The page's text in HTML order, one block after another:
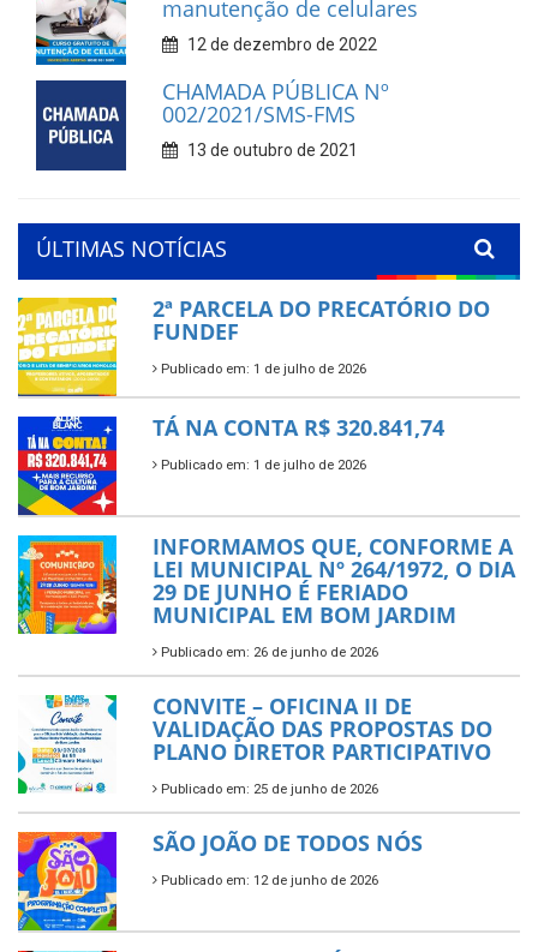
manutenção de celulares
12 de dezembro de 2022
CHAMADA PÚBLICA Nº
002/2021/SMS-FMS
13 de outubro de 2021
ÚLTIMAS NOTÍCIAS
2ª PARCELA DO PRECATÓRIO DO
FUNDEF
Publicado em: 1 de julho de 2026
TÁ NA CONTA R$ 320.841,74
Publicado em: 1 de julho de 2026
INFORMAMOS QUE, CONFORME A
LEI MUNICIPAL Nº 264/1972, O DIA
29 DE JUNHO É FERIADO
MUNICIPAL EM BOM JARDIM
Publicado em: 26 de junho de 2026
CONVITE – OFICINA II DE
VALIDAÇÃO DAS PROPOSTAS DO
PLANO DIRETOR PARTICIPATIVO
Publicado em: 25 de junho de 2026
SÃO JOÃO DE TODOS NÓS
Publicado em: 12 de junho de 2026